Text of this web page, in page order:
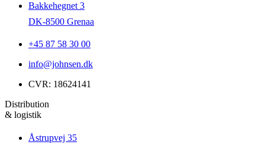
Bakkehegnet 3
DK-8500 Grenaa
+45 87 58 30 00
info@johnsen.dk
CVR: 18624141
Distribution
& logistik
Åstrupvej 35